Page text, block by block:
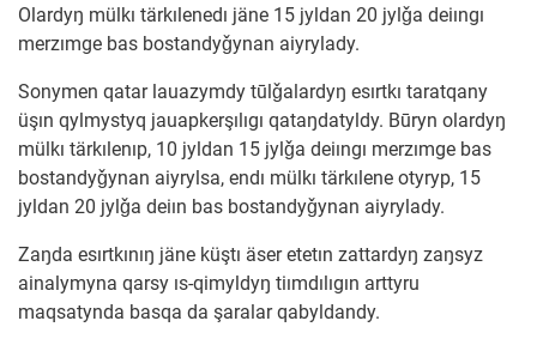
Olardyŋ mülkı tärkılenedı jäne 15 jyldan 20 jylǧa deiıngı
merzımge bas bostandyǧynan aiyrylady.
Sonymen qatar lauazymdy tūlǧalardyŋ esırtkı taratqany
üşın qylmystyq jauapkerşılıgı qataŋdatyldy. Būryn olardyŋ
mülkı tärkılenıp, 10 jyldan 15 jylǧa deiıngı merzımge bas
bostandyǧynan aiyrylsa, endı mülkı tärkılene otyryp, 15
jyldan 20 jylǧa deiın bas bostandyǧynan aiyrylady.
Zaŋda esırtkınıŋ jäne küştı äser etetın zattardyŋ zaŋsyz
ainalymyna qarsy ıs-qimyldyŋ tiımdılıgın arttyru
maqsatynda basqa da şaralar qabyldandy.